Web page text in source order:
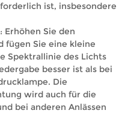
ist, insbesondere
Sie den
fügen Sie eine kleine
Spektrallinie des Lichts
besser ist als bei
Die
wird auch für die
bei anderen Anlässen